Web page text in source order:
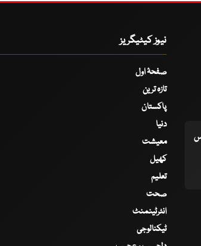
نیوز کیٹیگریز
صفحۂ اول
تازہ ترین
پاکستان
دنیا
معیشت
کھیل
تعلیم
صحت
انٹرٹینمنٹ
ٹیکنالوجی